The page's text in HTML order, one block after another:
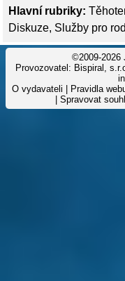
Hlavní rubriky:
Diskuze, Služby pro
©2009-2026
Provozovatel: Bispiral,
O vydavateli
Pravidla
Spravovat